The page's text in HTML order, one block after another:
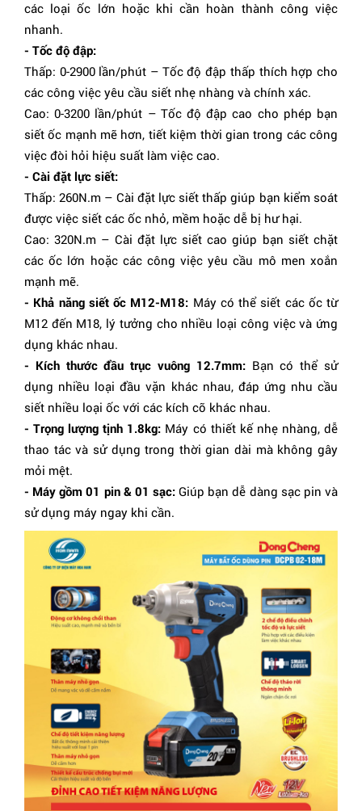
các loại ốc lớn hoặc khi cần hoàn thành công việc
nhanh.
- Tốc độ đập:
Thấp: 0-2900 lần/phút – Tốc độ đập thấp thích hợp cho
các công việc yêu cầu siết nhẹ nhàng và chính xác.
Cao: 0-3200 lần/phút – Tốc độ đập cao cho phép bạn
siết ốc mạnh mẽ hơn, tiết kiệm thời gian trong các công
việc đòi hỏi hiệu suất làm việc cao.
- Cài đặt lực siết:
Thấp: 260N.m – Cài đặt lực siết thấp giúp bạn kiểm soát
được việc siết các ốc nhỏ, mềm hoặc dễ bị hư hại.
Cao: 320N.m – Cài đặt lực siết cao giúp bạn siết chặt
các ốc lớn hoặc các công việc yêu cầu mô men xoắn
mạnh mẽ.
- Khả năng siết ốc M12-M18: Máy có thể siết các ốc từ
M12 đến M18, lý tưởng cho nhiều loại công việc và ứng
dụng khác nhau.
- Kích thước đầu trục vuông 12.7mm:Bạn có thể sử
dụng nhiều loại đầu vặn khác nhau, đáp ứng nhu cầu
siết nhiều loại ốc với các kích cỡ khác nhau.
- Trọng lượng tịnh 1.8kg: Máy có thiết kế nhẹ nhàng, dễ
thao tác và sử dụng trong thời gian dài mà không gây
mỏi mệt.
- Máy gồm 01 pin & 01 sạc: Giúp bạn dễ dàng sạc pin và
sử dụng máy ngay khi cần.